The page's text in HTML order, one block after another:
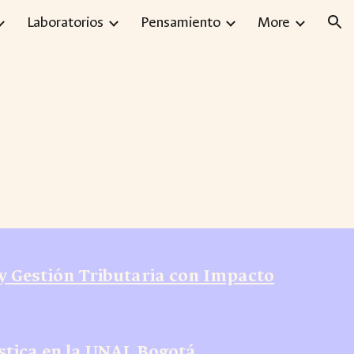
Laboratorios Pensamiento More
Gestión Tributaria con Impacto